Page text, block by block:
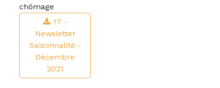
chômage
17 -
Newsletter
Saisonnalité -
Décembre
2021